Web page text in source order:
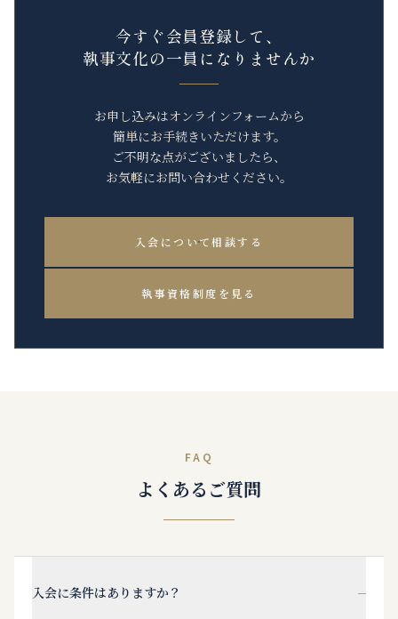
今すぐ会員登録して、
執事文化の一員になりませんか
お申し込みはオンラインフォームから
簡単にお手続きいただけます。
ご不明な点がございましたら、
お気軽にお問い合わせください。
入会について相談する
執事資格制度を見る
FAQ
よくあるご質問
入会に条件はありますか？ −